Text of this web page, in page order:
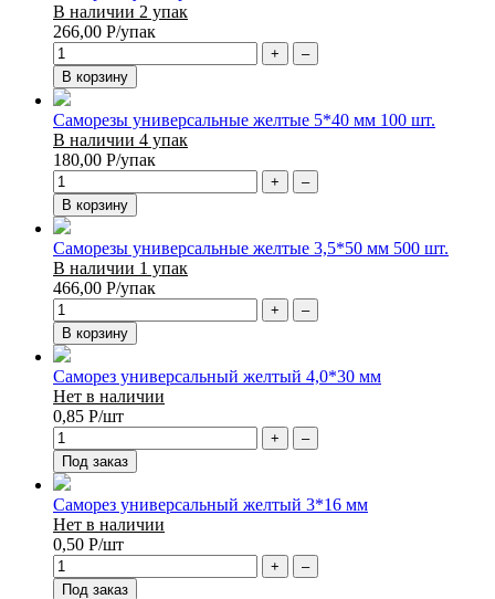
В наличии 2 упак
266,00 Р/упак
+
–
В корзину
Саморезы универсальные желтые 5*40 мм 100 шт.
В наличии 4 упак
180,00 Р/упак
+
–
В корзину
Саморезы универсальные желтые 3,5*50 мм 500 шт.
В наличии 1 упак
466,00 Р/упак
+
–
В корзину
Саморез универсальный желтый 4,0*30 мм
Нет в наличии
0,85 Р/шт
+
–
Под заказ
Саморез универсальный желтый 3*16 мм
Нет в наличии
0,50 Р/шт
+
–
Под заказ